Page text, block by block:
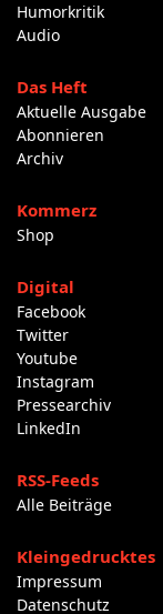
Humorkritik
Audio
Das Heft
Aktuelle Ausgabe
Abonnieren
Archiv
Kommerz
Shop
Digital
Facebook
Twitter
Youtube
Instagram
Pressearchiv
LinkedIn
RSS-Feeds
Alle Beiträge
Kleingedrucktes
Impressum
Datenschutz